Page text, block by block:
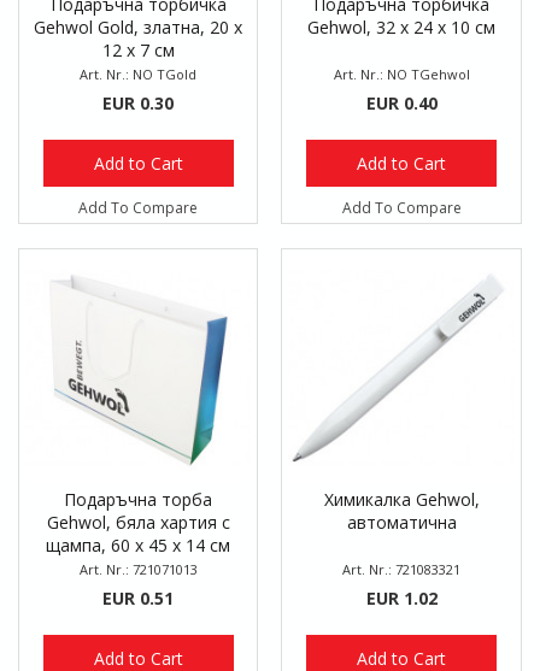
Gehwol Gold, златна, 20 x
12 x 7 см
Art. Nr.: NO TGold
EUR 0.30
Add to Cart
Add To Compare
Gehwol, 32 x 24 x 10 см
Art. Nr.: NO TGehwol
EUR 0.40
Add to Cart
Add To Compare
Подаръчна торба
Gehwol, бяла хартия с
щампа, 60 x 45 x 14 см
Art. Nr.: 721071013
EUR 0.51
Add to Cart
Химикалка Gehwol,
автоматична
Art. Nr.: 721083321
EUR 1.02
Add to Cart